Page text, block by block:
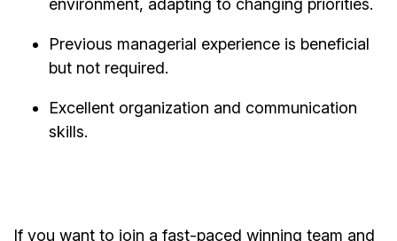
environment, adapting to changing priorities.
Previous managerial experience is beneficial
but not required.
Excellent organization and communication
skills.
If you want to join a fast-paced winning team and